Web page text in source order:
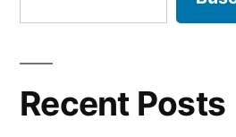
Recent Posts